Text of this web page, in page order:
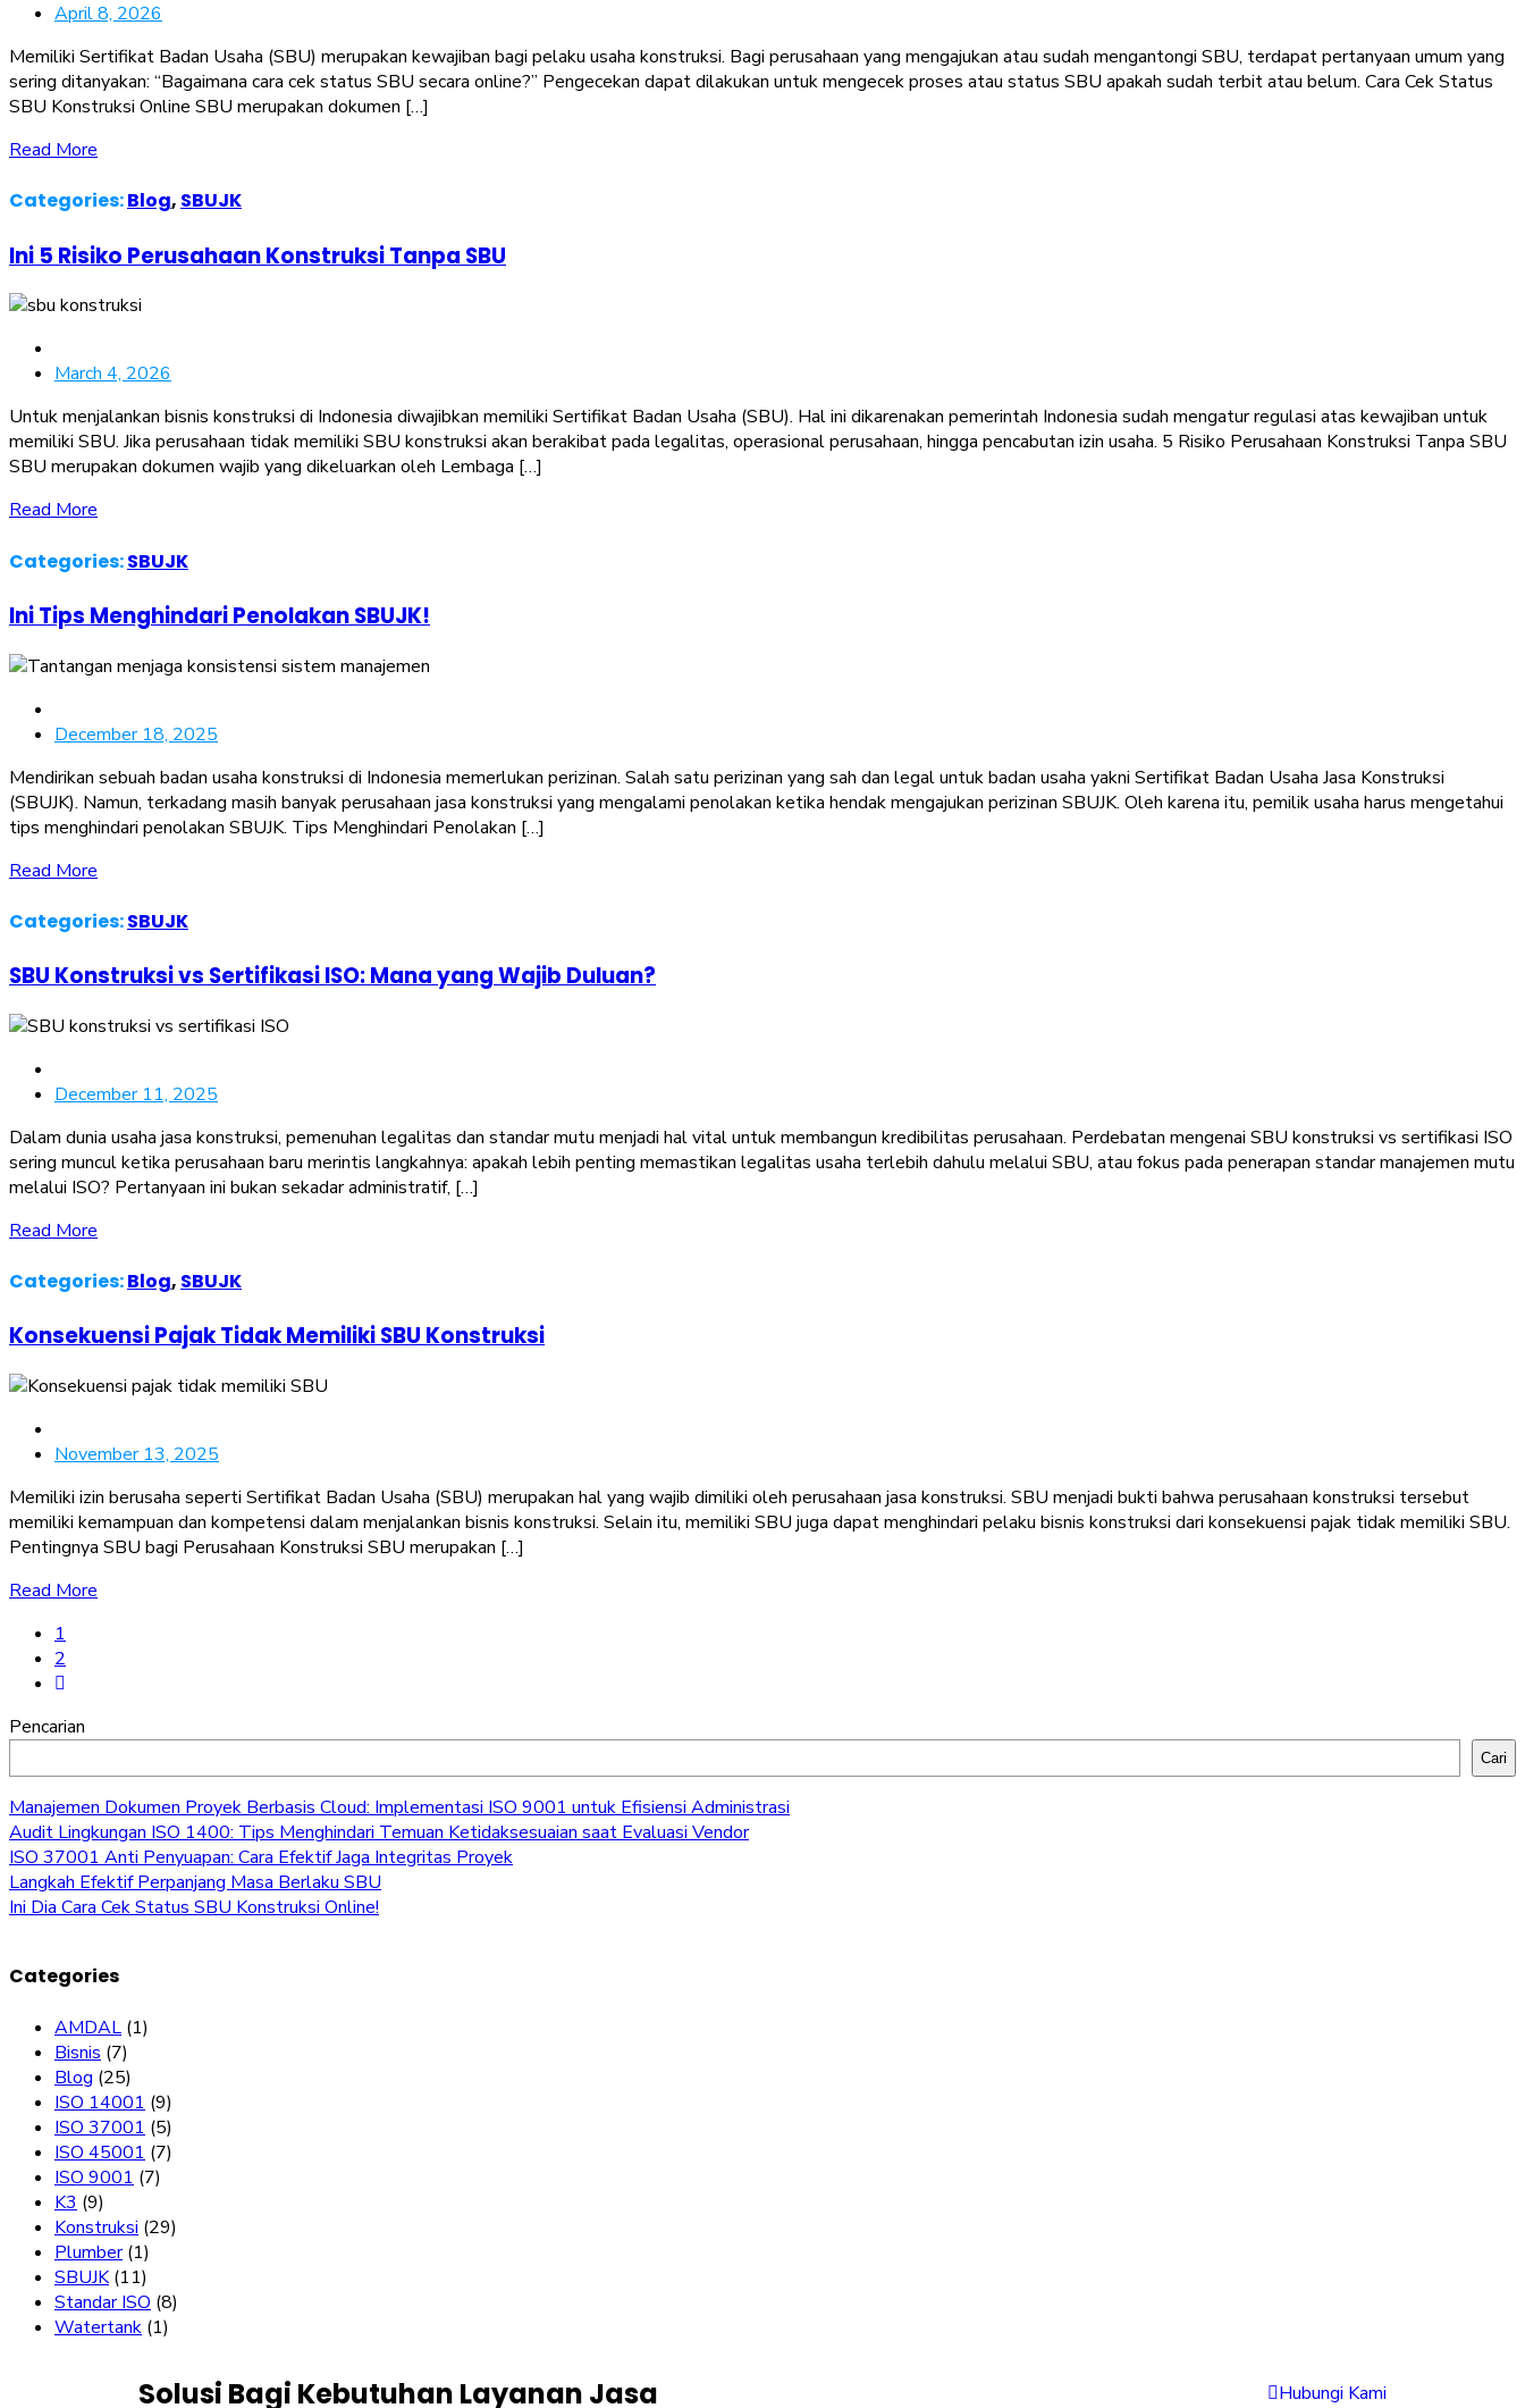
April 8, 2026
Memiliki Sertifikat Badan Usaha (SBU) merupakan kewajiban bagi pelaku usaha konstruksi. Bagi perusahaan yang mengajukan atau sudah mengantongi SBU, terdapat pertanyaan umum yang
sering ditanyakan: “Bagaimana cara cek status SBU secara online?” Pengecekan dapat dilakukan untuk mengecek proses atau status SBU apakah sudah terbit atau belum. Cara Cek Status
SBU Konstruksi Online SBU merupakan dokumen […]
Read More
Categories:Blog, SBUJK
Ini 5 Risiko Perusahaan Konstruksi Tanpa SBU
March 4, 2026
Untuk menjalankan bisnis konstruksi di Indonesia diwajibkan memiliki Sertifikat Badan Usaha (SBU). Hal ini dikarenakan pemerintah Indonesia sudah mengatur regulasi atas kewajiban untuk
memiliki SBU. Jika perusahaan tidak memiliki SBU konstruksi akan berakibat pada legalitas, operasional perusahaan, hingga pencabutan izin usaha. 5 Risiko Perusahaan Konstruksi Tanpa SBU
SBU merupakan dokumen wajib yang dikeluarkan oleh Lembaga […]
Read More
Categories:SBUJK
Ini Tips Menghindari Penolakan SBUJK!
December 18, 2025
Mendirikan sebuah badan usaha konstruksi di Indonesia memerlukan perizinan. Salah satu perizinan yang sah dan legal untuk badan usaha yakni Sertifikat Badan Usaha Jasa Konstruksi
(SBUJK). Namun, terkadang masih banyak perusahaan jasa konstruksi yang mengalami penolakan ketika hendak mengajukan perizinan SBUJK. Oleh karena itu, pemilik usaha harus mengetahui
tips menghindari penolakan SBUJK. Tips Menghindari Penolakan […]
Read More
Categories:SBUJK
SBU Konstruksi vs Sertifikasi ISO: Mana yang Wajib Duluan?
December 11, 2025
Dalam dunia usaha jasa konstruksi, pemenuhan legalitas dan standar mutu menjadi hal vital untuk membangun kredibilitas perusahaan. Perdebatan mengenai SBU konstruksi vs sertifikasi ISO
sering muncul ketika perusahaan baru merintis langkahnya: apakah lebih penting memastikan legalitas usaha terlebih dahulu melalui SBU, atau fokus pada penerapan standar manajemen mutu
melalui ISO? Pertanyaan ini bukan sekadar administratif, […]
Read More
Categories:Blog, SBUJK
Konsekuensi Pajak Tidak Memiliki SBU Konstruksi
November 13, 2025
Memiliki izin berusaha seperti Sertifikat Badan Usaha (SBU) merupakan hal yang wajib dimiliki oleh perusahaan jasa konstruksi. SBU menjadi bukti bahwa perusahaan konstruksi tersebut
memiliki kemampuan dan kompetensi dalam menjalankan bisnis konstruksi. Selain itu, memiliki SBU juga dapat menghindari pelaku bisnis konstruksi dari konsekuensi pajak tidak memiliki SBU.
Pentingnya SBU bagi Perusahaan Konstruksi SBU merupakan […]
Read More
1
2
Pencarian
Cari
Manajemen Dokumen Proyek Berbasis Cloud: Implementasi ISO 9001 untuk Efisiensi Administrasi
Audit Lingkungan ISO 1400: Tips Menghindari Temuan Ketidaksesuaian saat Evaluasi Vendor
ISO 37001 Anti Penyuapan: Cara Efektif Jaga Integritas Proyek
Langkah Efektif Perpanjang Masa Berlaku SBU
Ini Dia Cara Cek Status SBU Konstruksi Online!
Categories
AMDAL (1)
Bisnis (7)
Blog (25)
ISO 14001 (9)
ISO 37001 (5)
ISO 45001 (7)
ISO 9001 (7)
K3 (9)
Konstruksi (29)
Plumber(1)
SBUJK(11)
Standar ISO (8)
Watertank (1)
Solusi Bagi Kebutuhan Layanan Jasa Hubungi Kami